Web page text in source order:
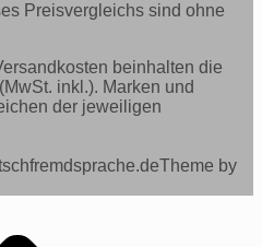
Preisvergleichs sind ohne
beinhalten die
inkl.). Marken und
der jeweiligen
Theme by